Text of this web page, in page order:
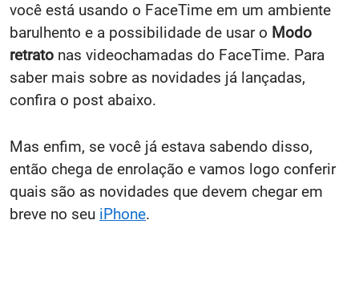
você está usando o FaceTime em um ambiente
barulhento e a possibilidade de usar o Modo
retrato nas videochamadas do FaceTime. Para
saber mais sobre as novidades já lançadas,
confira o post abaixo.
Mas enfim, se você já estava sabendo disso,
então chega de enrolação e vamos logo conferir
quais são as novidades que devem chegar em
breve no seu iPhone.